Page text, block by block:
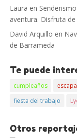
Laura en
aventura. Disfruta
David Arquillo en
de Barrameda
Te puede
cumpleaños
fiesta del trabajo
Otros